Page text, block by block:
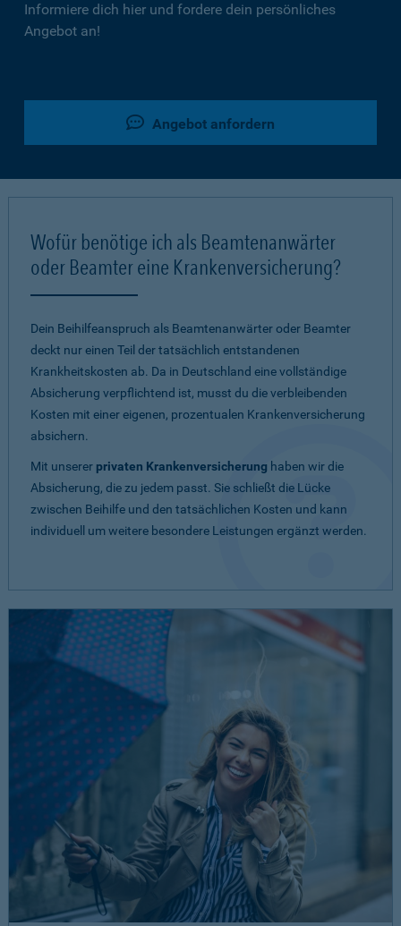
Informiere dich hier und fordere dein persönliches
Angebot an!
Angebot anfordern
Wofür benötige ich als Beamtenanwärter
oder Beamter eine Krankenversicherung?
Dein Beihilfeanspruch als Beamtenanwärter oder Beamter
deckt nur einen Teil der tatsächlich entstandenen
Krankheitskosten ab. Da in Deutschland eine vollständige
Absicherung verpflichtend ist, musst du die verbleibenden
Kosten mit einer eigenen, prozentualen Krankenversicherung
absichern.
Mit unserer privaten Krankenversicherung haben wir die
Absicherung, die zu jedem passt. Sie schließt die Lücke
zwischen Beihilfe und den tatsächlichen Kosten und kann
individuell um weitere besondere Leistungen ergänzt werden.